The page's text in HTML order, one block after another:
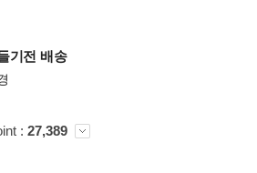
기전 배송
: 27,389